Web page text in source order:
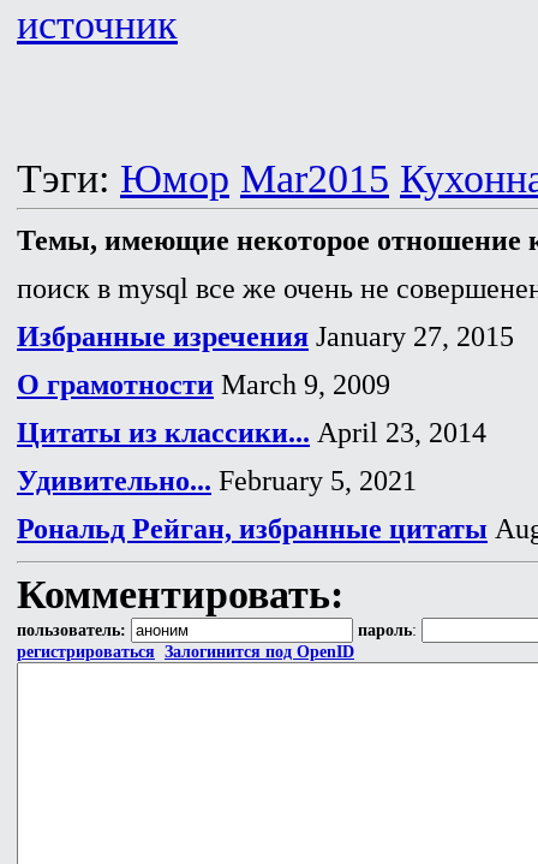
источник
Тэги: Юмор Mar2015
Темы, имеющие некоторое отношение
поиск в mysql все же очень не
Избранные изречения January 27, 2015
О грамотности March 9, 2009
Цитаты из классики... April 23, 2014
Удивительно... February 5, 2021
Рональд Рейган, избранные цитаты
Комментировать:
пользователь: пароль:
регистрироваться Залогинится под OpenID